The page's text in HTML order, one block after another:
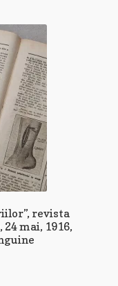
revista
mai, 1916,